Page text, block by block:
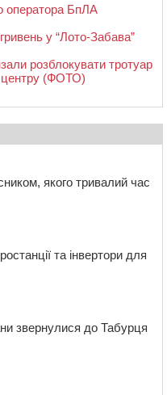
оператора БпЛА
у “Лото-Забава”
розблокувати тротуар
центру (ФОТО)
якого тривалий час
та інвертори для
звернулися до Табурця